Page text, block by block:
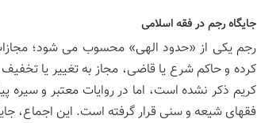
جایگاه رجم در فقه اسلامی
رجم یکی از «حدود الهی» محسوب می شود؛
کرده و حاکم شرع یا قاضی، مجاز به تغییر یا
کریم ذکر نشده است، اما در روایات معتبر و سیره
فقهای شیعه و سنی قرار گرفته است. این اجماع،